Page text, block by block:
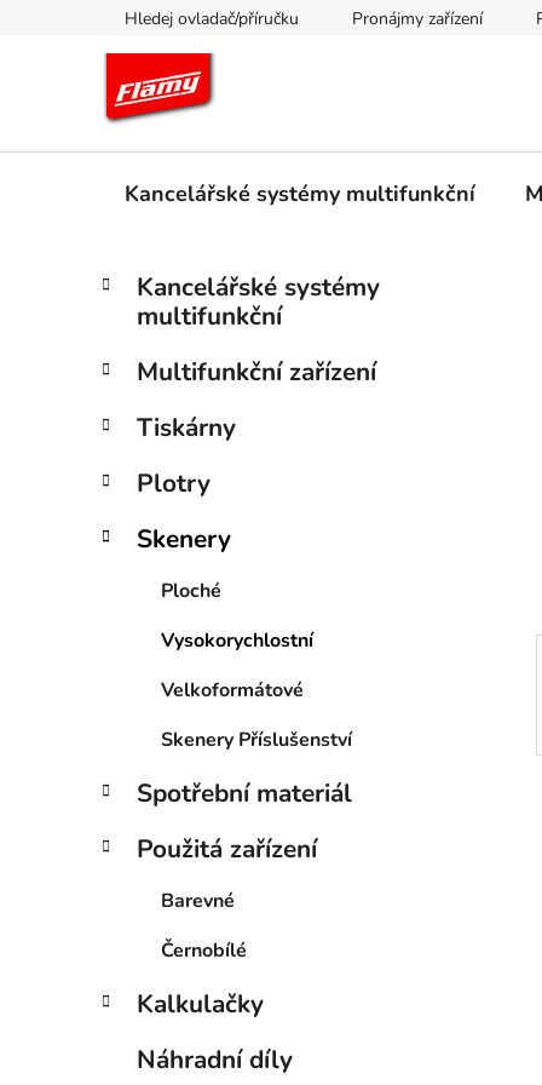
Hledej ovladač/příručku Pronájmy zařízení
Kancelářské systémy multifunkční
P
t
a
n
í
Přeskočit
kategorie
K
a
g
r
e
Kancelářské systémy
multifunkční
Multifunkční zařízení
Tiskárny
Plotry
Skenery
Ploché
Vysokorychlostní
Velkoformátové
Skenery Příslušenství
Spotřební materiál
Použitá zařízení
Barevné
Černobílé
Kalkulačky
Náhradní díly